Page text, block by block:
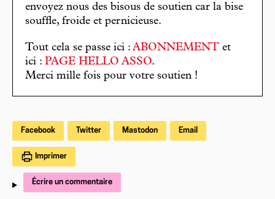
envoyez nous des bisous de soutien car la bise
souffle, froide et pernicieuse.
Tout cela se passe ici : ABONNEMENT et
ici : PAGE HELLO ASSO.
Merci mille fois pour votre soutien !
Facebook Twitter Mastodon Email
Imprimer
Écrire un commentaire